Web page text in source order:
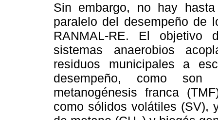
Sin embargo, no hay
paralelo del desempeño de
RANMAL-RE. El objetivo
sistemas anaerobios
residuos municipales a
desempeño, como
metanogénesis franca
como sólidos volátiles (SV),